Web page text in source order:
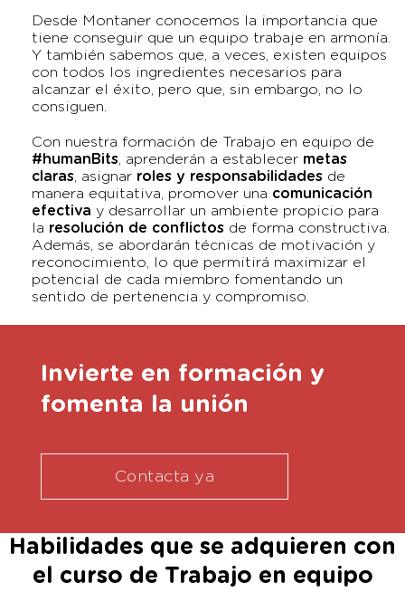
Desde Montaner conocemos la importancia que
tiene conseguir que un equipo trabaje en armonía.
Y también sabemos que, a veces, existen equipos
con todos los ingredientes necesarios para
alcanzar el éxito, pero que, sin embargo, no lo
consiguen.
Con nuestra formación de Trabajo en equipo de
#humanBits, aprenderán a establecer metas
claras, asignar roles y responsabilidades de
manera equitativa, promover una comunicación
efectiva y desarrollar un ambiente propicio para
la resolución de conflictos de forma constructiva.
Además, se abordarán técnicas de motivación y
reconocimiento, lo que permitirá maximizar el
potencial de cada miembro fomentando un
sentido de pertenencia y compromiso.
Invierte en formación y
fomenta la unión
Contacta ya
Habilidades que se adquieren con
el curso de Trabajo en equipo